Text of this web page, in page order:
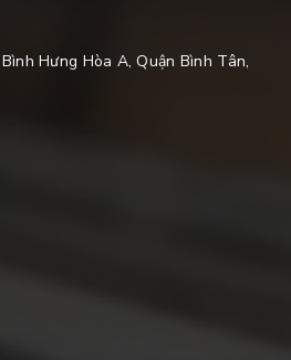
Hưng Hòa A, Quận Bình Tân,